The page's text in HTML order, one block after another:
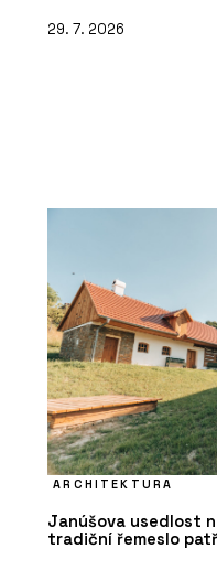
29. 7. 2026
ARCHITEKTURA
Janúšova usedlost
tradiční řemeslo